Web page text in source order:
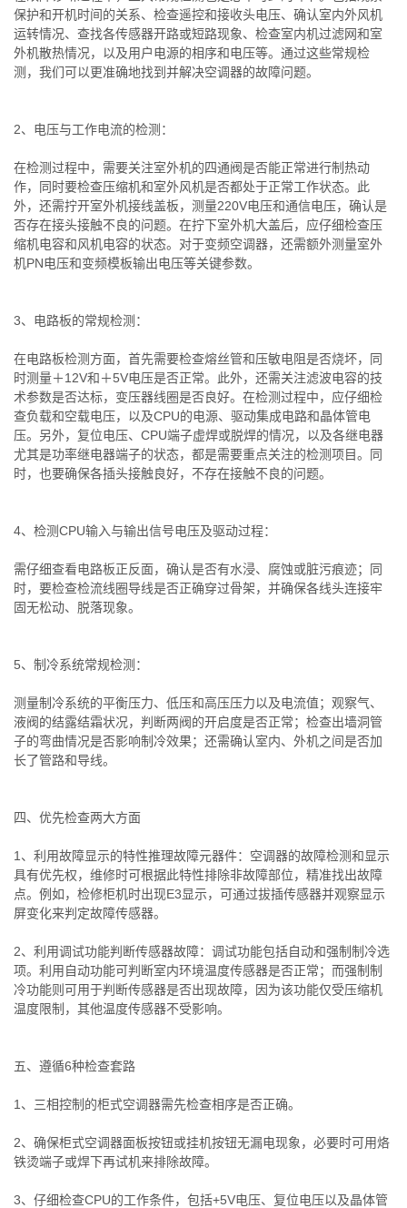
保护和开机时间的关系、检查遥控和接收头电压、确认室内外风机
运转情况、查找各传感器开路或短路现象、检查室内机过滤网和室
外机散热情况，以及用户电源的相序和电压等。通过这些常规检
测，我们可以更准确地找到并解决空调器的故障问题。
2、电压与工作电流的检测：
在检测过程中，需要关注室外机的四通阀是否能正常进行制热动
作，同时要检查压缩机和室外风机是否都处于正常工作状态。此
外，还需拧开室外机接线盖板，测量220V电压和通信电压，确认是
否存在接头接触不良的问题。在拧下室外机大盖后，应仔细检查压
缩机电容和风机电容的状态。对于变频空调器，还需额外测量室外
机PN电压和变频模板输出电压等关键参数。
3、电路板的常规检测：
在电路板检测方面，首先需要检查熔丝管和压敏电阻是否烧坏，同
时测量＋12V和＋5V电压是否正常。此外，还需关注滤波电容的技
术参数是否达标，变压器线圈是否良好。在检测过程中，应仔细检
查负载和空载电压，以及CPU的电源、驱动集成电路和晶体管电
压。另外，复位电压、CPU端子虚焊或脱焊的情况，以及各继电器
尤其是功率继电器端子的状态，都是需要重点关注的检测项目。同
时，也要确保各插头接触良好，不存在接触不良的问题。
4、检测CPU输入与输出信号电压及驱动过程：
需仔细查看电路板正反面，确认是否有水浸、腐蚀或脏污痕迹；同
时，要检查检流线圈导线是否正确穿过骨架，并确保各线头连接牢
固无松动、脱落现象。
5、制冷系统常规检测：
测量制冷系统的平衡压力、低压和高压压力以及电流值；观察气、
液阀的结露结霜状况，判断两阀的开启度是否正常；检查出墙洞管
子的弯曲情况是否影响制冷效果；还需确认室内、外机之间是否加
长了管路和导线。
四、优先检查两大方面
1、利用故障显示的特性推理故障元器件：空调器的故障检测和显示
具有优先权，维修时可根据此特性排除非故障部位，精准找出故障
点。例如，检修柜机时出现E3显示，可通过拔插传感器并观察显示
屏变化来判定故障传感器。
2、利用调试功能判断传感器故障：调试功能包括自动和强制制冷选
项。利用自动功能可判断室内环境温度传感器是否正常；而强制制
冷功能则可用于判断传感器是否出现故障，因为该功能仅受压缩机
温度限制，其他温度传感器不受影响。
五、遵循6种检查套路
1、三相控制的柜式空调器需先检查相序是否正确。
2、确保柜式空调器面板按钮或挂机按钮无漏电现象，必要时可用烙
铁烫端子或焊下再试机来排除故障。
3、仔细检查CPU的工作条件，包括+5V电压、复位电压以及晶体管